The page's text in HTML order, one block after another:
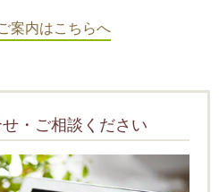
案内はこちらへ
・ご相談ください